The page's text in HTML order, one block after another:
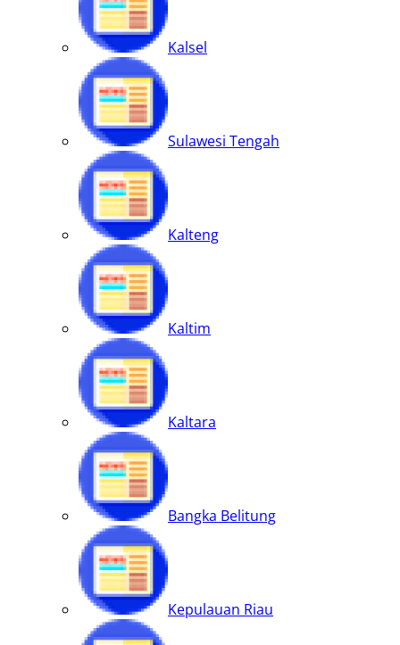
Kalsel
Sulawesi Tengah
Kalteng
Kaltim
Kaltara
Bangka Belitung
Kepulauan Riau